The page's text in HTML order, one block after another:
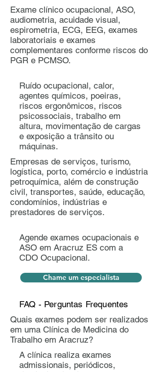
Exame clínico ocupacional, ASO,
audiometria, acuidade visual,
espirometria, ECG, EEG, exames
laboratoriais e exames
complementares conforme riscos do
PGR e PCMSO.
Ruído ocupacional, calor,
agentes químicos, poeiras,
riscos ergonômicos, riscos
psicossociais, trabalho em
altura, movimentação de cargas
e exposição a trânsito ou
máquinas.
Empresas de serviços, turismo,
logística, porto, comércio e indústria
petroquímica, além de construção
civil, transportes, saúde, educação,
condomínios, indústrias e
prestadores de serviços.
Agende exames ocupacionais e
ASO em Aracruz ES com a
CDO Ocupacional.
Chame um especialista
FAQ - Perguntas Frequentes
Quais exames podem ser realizados
em uma Clínica de Medicina do
Trabalho em Aracruz?
A clínica realiza exames
admissionais, periódicos,